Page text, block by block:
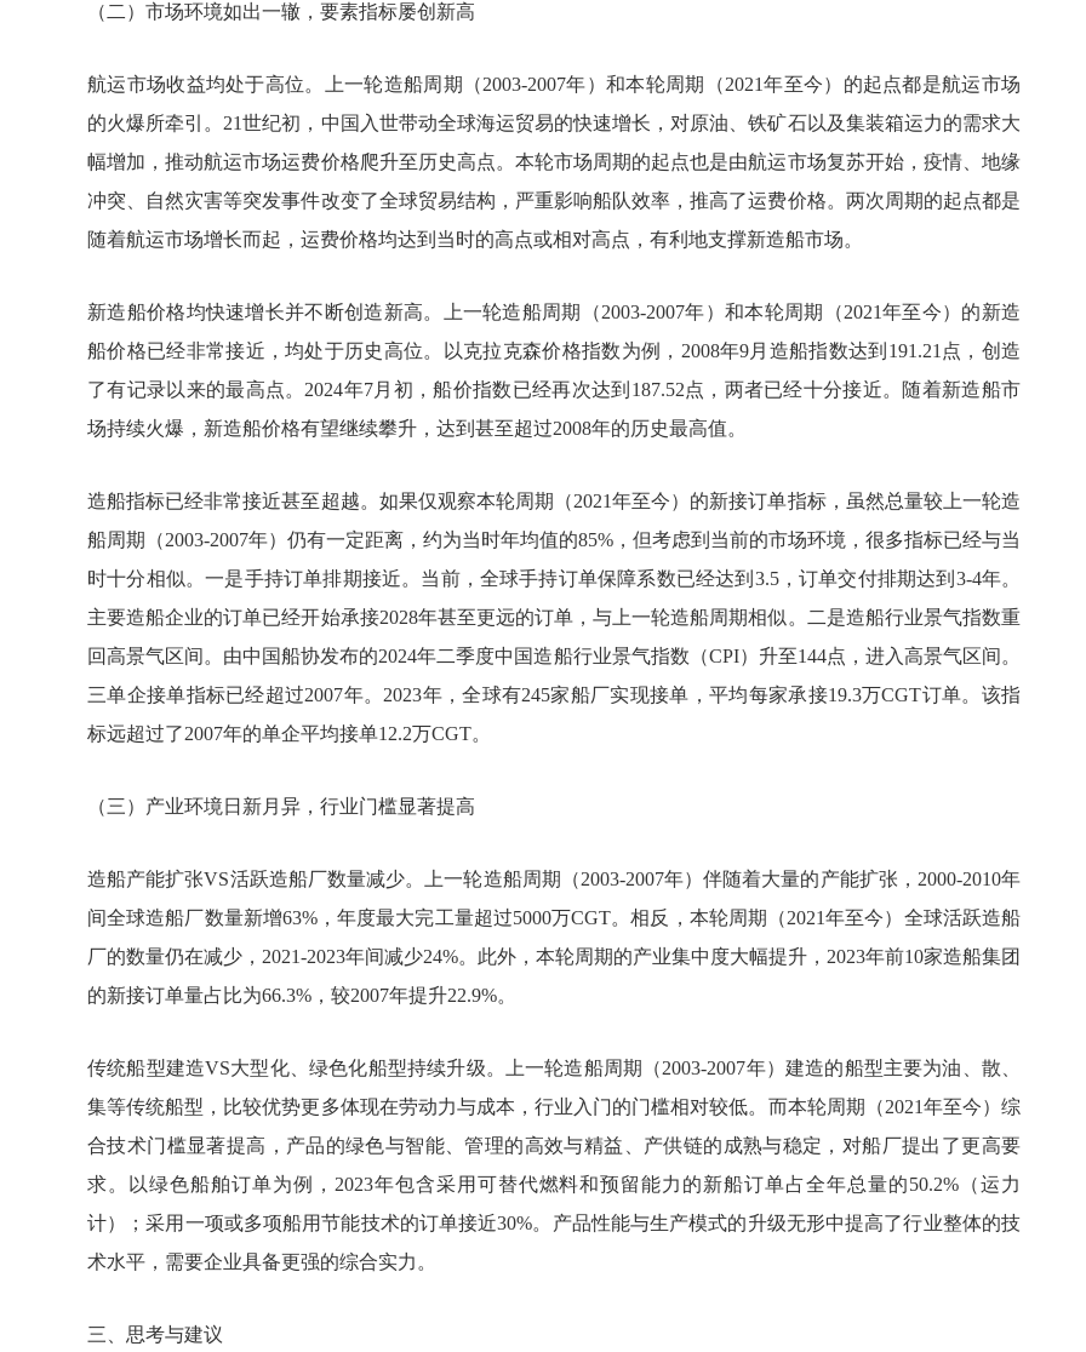
（二）市场环境如出一辙，要素指标屡创新高
航运市场收益均处于高位。上一轮造船周期（2003-2007年）和本轮周期（2021年至今）的起点都是航运市场
的火爆所牵引。21世纪初，中国入世带动全球海运贸易的快速增长，对原油、铁矿石以及集装箱运力的需求大
幅增加，推动航运市场运费价格爬升至历史高点。本轮市场周期的起点也是由航运市场复苏开始，疫情、地缘
冲突、自然灾害等突发事件改变了全球贸易结构，严重影响船队效率，推高了运费价格。两次周期的起点都是
随着航运市场增长而起，运费价格均达到当时的高点或相对高点，有利地支撑新造船市场。
新造船价格均快速增长并不断创造新高。上一轮造船周期（2003-2007年）和本轮周期（2021年至今）的新造
船价格已经非常接近，均处于历史高位。以克拉克森价格指数为例，2008年9月造船指数达到191.21点，创造
了有记录以来的最高点。2024年7月初，船价指数已经再次达到187.52点，两者已经十分接近。随着新造船市
场持续火爆，新造船价格有望继续攀升，达到甚至超过2008年的历史最高值。
造船指标已经非常接近甚至超越。如果仅观察本轮周期（2021年至今）的新接订单指标，虽然总量较上一轮造
船周期（2003-2007年）仍有一定距离，约为当时年均值的85%，但考虑到当前的市场环境，很多指标已经与当
时十分相似。一是手持订单排期接近。当前，全球手持订单保障系数已经达到3.5，订单交付排期达到3-4年。
主要造船企业的订单已经开始承接2028年甚至更远的订单，与上一轮造船周期相似。二是造船行业景气指数重
回高景气区间。由中国船协发布的2024年二季度中国造船行业景气指数（CPI）升至144点，进入高景气区间。
三单企接单指标已经超过2007年。2023年，全球有245家船厂实现接单，平均每家承接19.3万CGT订单。该指
标远超过了2007年的单企平均接单12.2万CGT。
（三）产业环境日新月异，行业门槛显著提高
造船产能扩张VS活跃造船厂数量减少。上一轮造船周期（2003-2007年）伴随着大量的产能扩张，2000-2010年
间全球造船厂数量新增63%，年度最大完工量超过5000万CGT。相反，本轮周期（2021年至今）全球活跃造船
厂的数量仍在减少，2021-2023年间减少24%。此外，本轮周期的产业集中度大幅提升，2023年前10家造船集团
的新接订单量占比为66.3%，较2007年提升22.9%。
传统船型建造VS大型化、绿色化船型持续升级。上一轮造船周期（2003-2007年）建造的船型主要为油、散、
集等传统船型，比较优势更多体现在劳动力与成本，行业入门的门槛相对较低。而本轮周期（2021年至今）综
合技术门槛显著提高，产品的绿色与智能、管理的高效与精益、产供链的成熟与稳定，对船厂提出了更高要
求。以绿色船舶订单为例，2023年包含采用可替代燃料和预留能力的新船订单占全年总量的50.2%（运力
计）；采用一项或多项船用节能技术的订单接近30%。产品性能与生产模式的升级无形中提高了行业整体的技
术水平，需要企业具备更强的综合实力。
三、思考与建议